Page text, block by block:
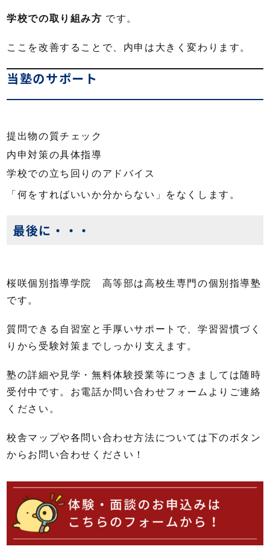
学校での取り組み方 です。
ここを改善することで、内申は大きく変わります。
当塾のサポート
提出物の質チェック
内申対策の具体指導
学校での立ち回りのアドバイス
「何をすればいいか分からない」をなくします。
最後に・・・
桜咲個別指導学院 高等部は高校生専門の個別指導塾
です。
質問できる自習室と手厚いサポートで、学習習慣づく
りから受験対策までしっかり支えます。
塾の詳細や見学・無料体験授業等につきましては随時
受付中です。お電話か問い合わせフォームよりご連絡
ください。
校舎マップや各問い合わせ方法については下のボタン
からお問い合わせください！